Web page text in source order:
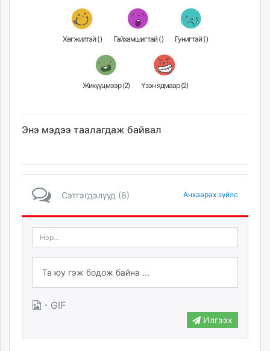
Хөгжилтэй () Гайхамшигтай () Гунигтай ()
Жихүүцмээр (2) Үзэн ядмаар (2)
Энэ мэдээ таалагдаж байвал
Сэтгэгдэлүүд (8) Анхаарах зүйлс
· GIF
Илгээх